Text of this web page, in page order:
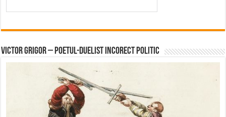
Victor Grigor – Poetul-Duelist Incorect Politic